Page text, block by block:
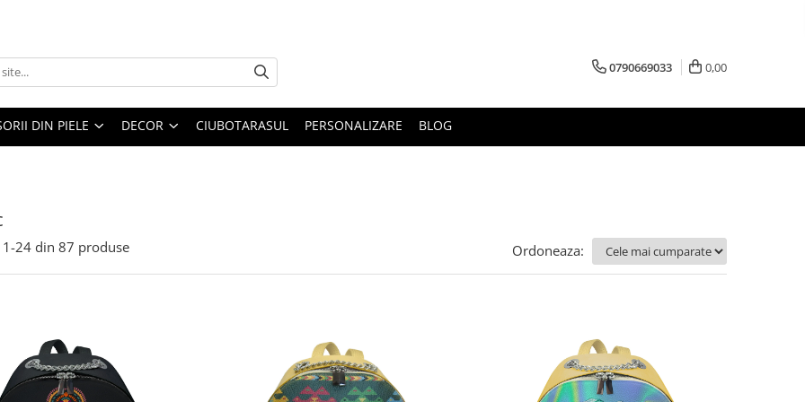
0790669033 0,00
DIN PIELE DECOR CIUBOTARASUL PERSONALIZARE BLOG
1-24 din 87 produse Ordoneaza: